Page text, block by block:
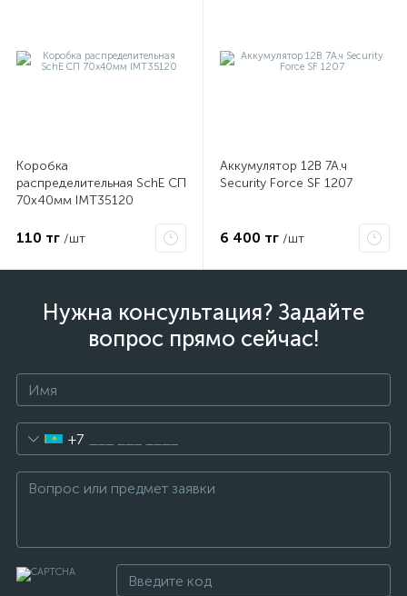
Коробка
распределительная SchE СП
70х40мм IMT35120
110 тг /шт
Аккумулятор 12В 7А.ч
Security Force SF 1207
6 400 тг /шт
Нужна консультация? Задайте
вопрос прямо сейчас!
+7